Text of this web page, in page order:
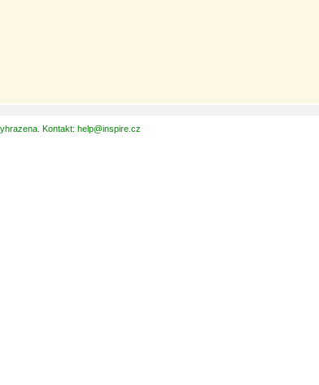
Kontakt: help@inspire.cz